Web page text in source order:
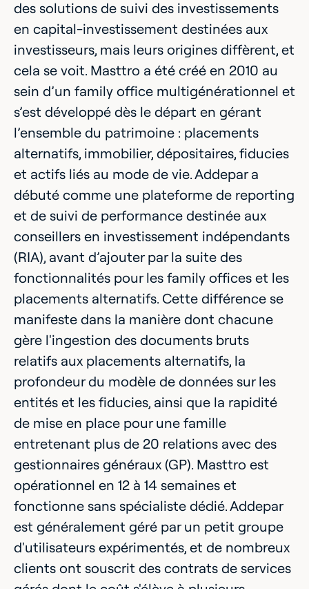
des solutions de suivi des investissements
en capital-investissement destinées aux
investisseurs, mais leurs origines diffèrent, et
cela se voit. Masttro a été créé en 2010 au
sein d’un family office multigénérationnel et
s’est développé dès le départ en gérant
l’ensemble du patrimoine : placements
alternatifs, immobilier, dépositaires, fiducies
et actifs liés au mode de vie. Addepar a
débuté comme une plateforme de reporting
et de suivi de performance destinée aux
conseillers en investissement indépendants
(RIA), avant d’ajouter par la suite des
fonctionnalités pour les family offices et les
placements alternatifs. Cette différence se
manifeste dans la manière dont chacune
gère l'ingestion des documents bruts
relatifs aux placements alternatifs, la
profondeur du modèle de données sur les
entités et les fiducies, ainsi que la rapidité
de mise en place pour une famille
entretenant plus de 20 relations avec des
gestionnaires généraux (GP). Masttro est
opérationnel en 12 à 14 semaines et
fonctionne sans spécialiste dédié. Addepar
est généralement géré par un petit groupe
d'utilisateurs expérimentés, et de nombreux
clients ont souscrit des contrats de services